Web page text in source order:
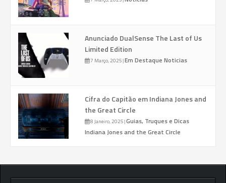
Anunciado DualSense The Last of Us
Limited Edition
7 Março, 2025|Em Destaque Noticias
Cifra do Capitão em Indiana Jones and
the Great Circle
8 Janeiro, 2025|Guias, Truques e Dicas
Indiana Jones and the Great Circle